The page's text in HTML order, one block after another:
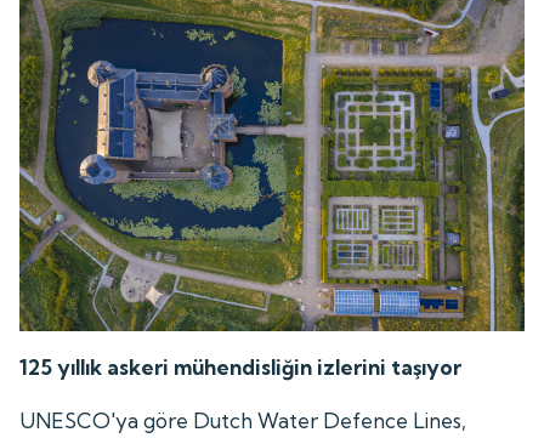
125 yıllık askeri mühendisliğin izlerini taşıyor
UNESCO'ya göre Dutch Water Defence Lines,